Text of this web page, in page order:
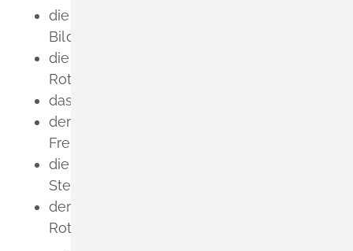
die Landeszentrale für politische
Bildung Baden-Württemberg (LpB),
die Freiwilligendienste in der Diözese
Rottenburg-Stuttgart gGmbH (DRS),
das Diakonische Werk Württemberg,
der Internationale Bund (IB) e.V. -
Freiwilligendienste ,
die Freunde der Erziehungskunst Rudolf
Steiners e.V. und
der DRK-Landesverband Badisches
Rotes Kreuz e.V.